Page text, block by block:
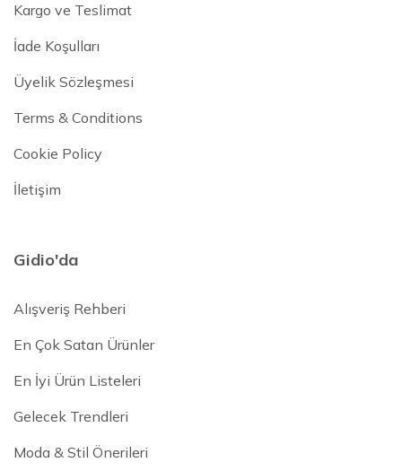
Kargo ve Teslimat
İade Koşulları
Üyelik Sözleşmesi
Terms & Conditions
Cookie Policy
İletişim
Gidio'da
Alışveriş Rehberi
En Çok Satan Ürünler
En İyi Ürün Listeleri
Gelecek Trendleri
Moda & Stil Önerileri